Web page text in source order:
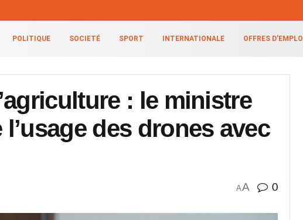
POLITIQUE SOCIETÉ SPORT INTERNATIONALE OFFRES D’EMPLOI
: le ministre
des drones avec
AA 0